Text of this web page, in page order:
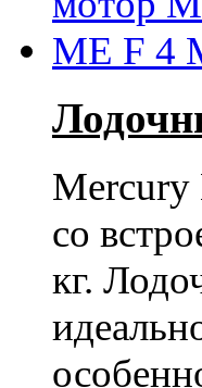
со
кг.